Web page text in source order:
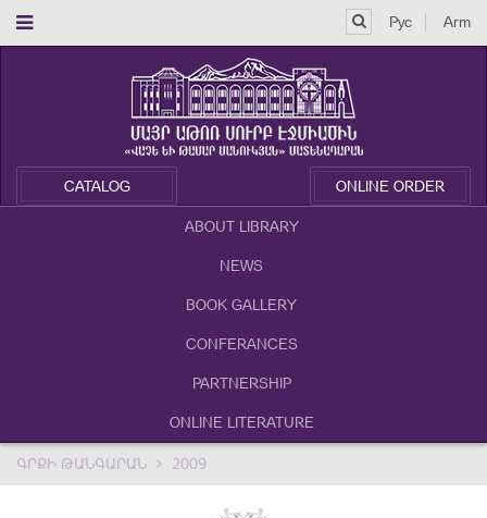
Рус Arm
CATALOG ONLINE ORDER
ABOUT LIBRARY
NEWS
BOOK GALLERY
CONFERANCES
PARTNERSHIP
ONLINE LITERATURE
ԳՐՔԻ ԹԱՆԳԱՐԱՆ 2009